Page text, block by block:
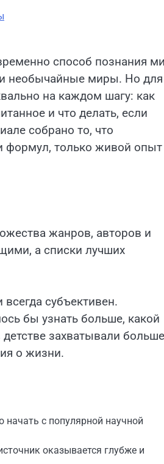
способ познания
необычайные миры. Но для
на каждом шагу: как
и что делать, если
собрано то, что
формул, только живой
жанров, авторов и
а списки лучших
субъективен.
бы узнать больше, какой
захватывали больше
о жизни.
начать с популярной научной
оказывается глубже и